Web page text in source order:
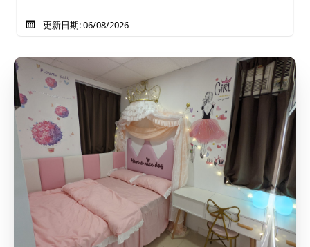
更新日期: 06/08/2026